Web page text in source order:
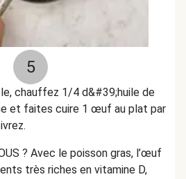
5
chauffez 1/4 d&#39;huile de
et faites cuire 1 œuf au plat par
? Avec le poisson gras, l’œuf
très riches en vitamine D,